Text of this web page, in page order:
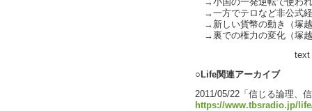
→小国の一発逆転で使わ
→一方でテロなど非公式経
→新しい貨幣の動き（塚
→裏での権力の変化（塚
text by 千
○Life関連アーカイブ
2011/05/22「信じる論理、
https://www.tbsradio.jp/